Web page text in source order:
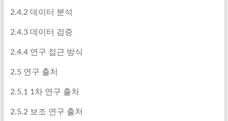
2.4.2 데이터 분석
2.4.3 데이터 검증
2.4.4 연구 접근 방식
2.5 연구 출처
2.5.1 1차 연구 출처
2.5.2 보조 연구 출처